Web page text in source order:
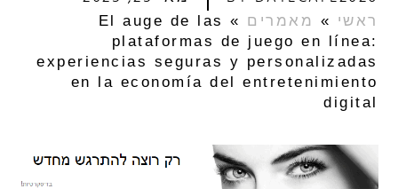
ראשי » מאמרים »
El auge de las
plataformas de juego en línea:
experiencias seguras y personalizadas
en la economía del entretenimiento
digital